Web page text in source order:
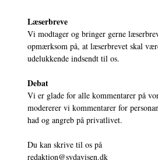
Læserbreve
Vi modtager og bringer gerne
opmærksom på, at læserbrevet skal
udelukkende indsendt til os.
Debat
Vi er glade for alle kommentarer på
modererer vi kommentarer for
had og angreb på privatlivet.
Du kan skrive til os på
redaktion@sydavisen.dk